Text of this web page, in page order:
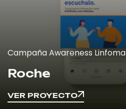
Campaña Awareness Linfoma
Roche
VER PROYECTO
VER PROYECTO